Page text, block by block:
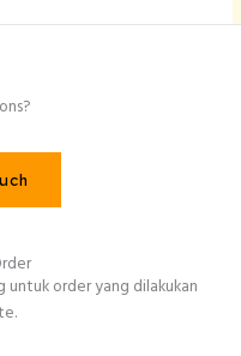
untuk order yang dilakukan